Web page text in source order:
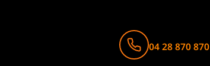
04 28 870 870